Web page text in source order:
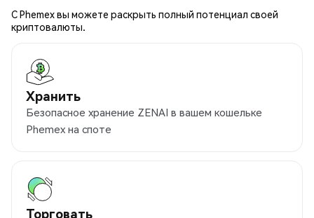
С Phemex вы можете раскрыть полный потенциал своей
криптовалюты.
Хранить
Безопасное хранение ZENAI в вашем кошельке
Phemex на споте
Торговать